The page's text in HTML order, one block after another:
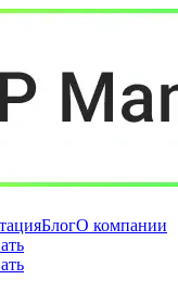
БлогО компании